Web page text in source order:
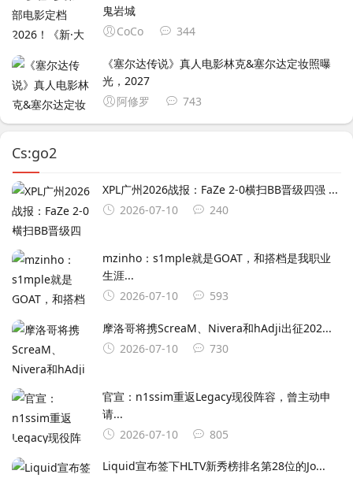
鬼岩城
CoCo
344
《塞尔达传说》真人电影林克&塞尔达定妆照曝
光，2027
阿修罗
743
Cs:go2
XPL广州2026战报：FaZe 2-0横扫BB晋级四强 ...
2026-07-10
240
mzinho：s1mple就是GOAT，和搭档是我职业
生涯...
2026-07-10
593
摩洛哥将携ScreaM、Nivera和hAdji出征202...
2026-07-10
730
官宣：n1ssim重返Legacy现役阵容，曾主动申
请...
2026-07-10
805
Liquid宣布签下HLTV新秀榜排名第28位的Jo...